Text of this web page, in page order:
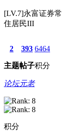
[LV.7]永富证券常
住居民III
2
主题
393
帖子
6464
积分
论坛元老
积分